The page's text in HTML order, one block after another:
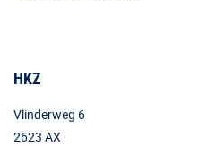
HKZ
Vlinderweg 6
2623 AX